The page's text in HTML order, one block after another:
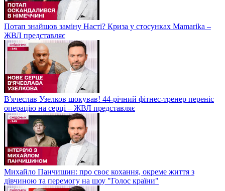
Потап знайшов заміну Насті? Криза у стосунках Mamarika –
ЖВЛ представляє
В'ячеслав Узелков шокував! 44-річний фітнес-тренер переніс
операцію на серці – ЖВЛ представляє
Михайло Панчишин: про своє кохання, окреме життя з
дівчиною та перемогу на шоу "Голос країни"